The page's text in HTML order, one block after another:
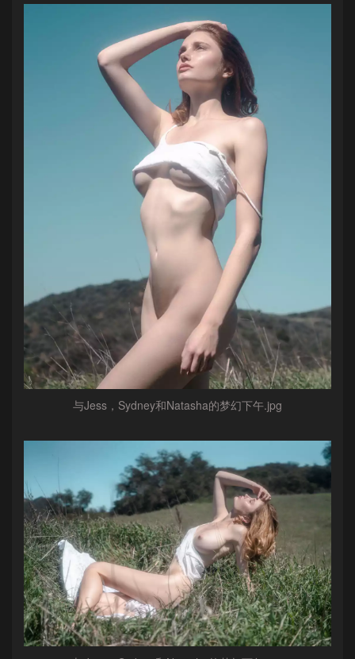
与Jess，Sydney和Natasha的梦幻下午.jpg